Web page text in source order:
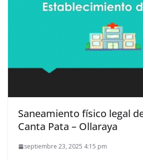
Saneamiento físico legal
Canta Pata – Ollaraya
septiembre 23, 2025 4:15 pm